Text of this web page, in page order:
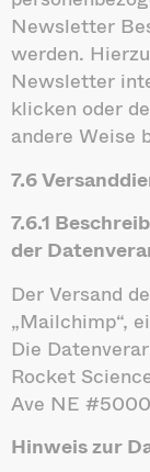
Newsletter
werden.
Newsletter
klicken oder
andere Weise
7.6
7.6.1
der
Der Versand
„Mailchimp“,
Die
Rocket
Ave NE
Hinweis zur